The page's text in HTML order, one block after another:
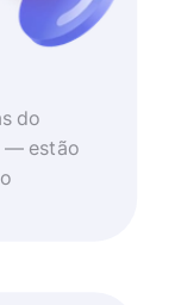
do
— estão